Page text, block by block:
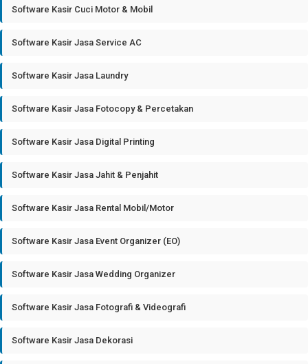
Software Kasir Cuci Motor & Mobil
Software Kasir Jasa Service AC
Software Kasir Jasa Laundry
Software Kasir Jasa Fotocopy & Percetakan
Software Kasir Jasa Digital Printing
Software Kasir Jasa Jahit & Penjahit
Software Kasir Jasa Rental Mobil/Motor
Software Kasir Jasa Event Organizer (EO)
Software Kasir Jasa Wedding Organizer
Software Kasir Jasa Fotografi & Videografi
Software Kasir Jasa Dekorasi